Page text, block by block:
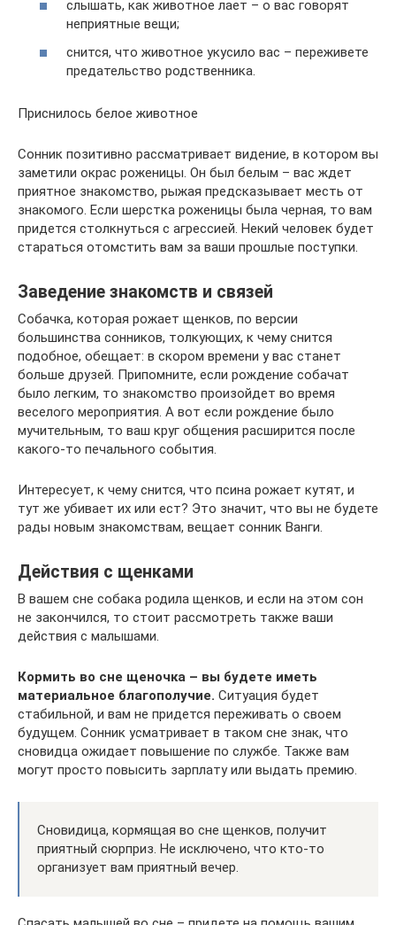
слышать, как животное лает – о вас говорят
неприятные вещи;
снится, что животное укусило вас – переживете
предательство родственника.
Приснилось белое животное
Сонник позитивно рассматривает видение, в котором вы
заметили окрас роженицы. Он был белым – вас ждет
приятное знакомство, рыжая предсказывает месть от
знакомого. Если шерстка роженицы была черная, то вам
придется столкнуться с агрессией. Некий человек будет
стараться отомстить вам за ваши прошлые поступки.
Заведение знакомств и связей
Собачка, которая рожает щенков, по версии
большинства сонников, толкующих, к чему снится
подобное, обещает: в скором времени у вас станет
больше друзей. Припомните, если рождение собачат
было легким, то знакомство произойдет во время
веселого мероприятия. А вот если рождение было
мучительным, то ваш круг общения расширится после
какого-то печального события.
Интересует, к чему снится, что псина рожает кутят, и
тут же убивает их или ест? Это значит, что вы не будете
рады новым знакомствам, вещает сонник Ванги.
Действия с щенками
В вашем сне собака родила щенков, и если на этом сон
не закончился, то стоит рассмотреть также ваши
действия с малышами.
Кормить во сне щеночка – вы будете иметь
материальное благополучие. Ситуация будет
стабильной, и вам не придется переживать о своем
будущем. Сонник усматривает в таком сне знак, что
сновидца ожидает повышение по службе. Также вам
могут просто повысить зарплату или выдать премию.
Сновидица, кормящая во сне щенков, получит
приятный сюрприз. Не исключено, что кто-то
организует вам приятный вечер.